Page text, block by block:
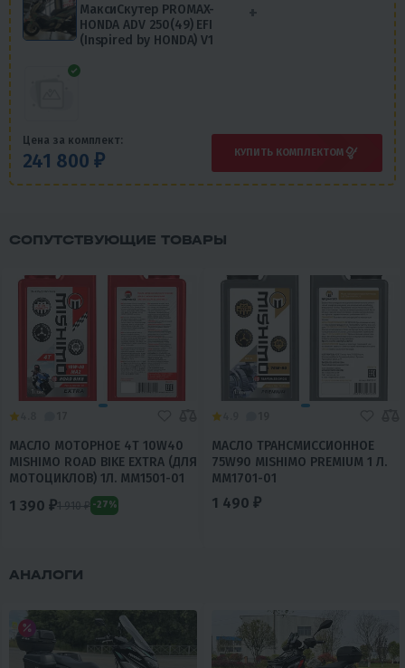
Цена за комплект:
241 800 ₽
МаксиСкутер PROMAX-
HONDA ADV 250(49) EFI
(Inspired by HONDA) V1
+
КУПИТЬ КОМПЛЕКТОМ
СОПУТСТВУЮЩИЕ ТОВАРЫ
МАСЛО МОТОРНОЕ 4T 10W40
MISHIMO ROAD BIKE EXTRA (ДЛЯ
МОТОЦИКЛОВ) 1Л. MM1501-01
1 390 ₽1 910 ₽ -27%
МАСЛО ТРАНСМИССИОННОЕ
75W90 MISHIMO PREMIUM 1 Л.
MM1701-01
1 490 ₽
АНАЛОГИ